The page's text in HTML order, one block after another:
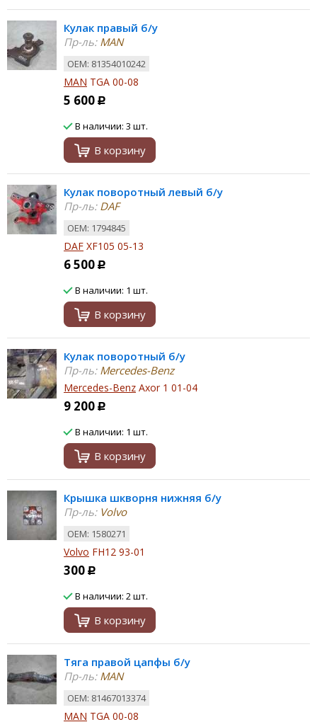
Кулак правый б/у
Пр-ль:MAN
ОЕМ: 81354010242
MAN TGA 00-08
5 600 Р
В наличии: 3 шт.
В корзину
Кулак поворотный левый б/у
Пр-ль:DAF
ОЕМ: 1794845
DAF XF105 05-13
6 500 Р
В наличии: 1 шт.
В корзину
Кулак поворотный б/у
Пр-ль:Mercedes-Benz
Mercedes-Benz Axor 1 01-04
9 200 Р
В наличии: 1 шт.
В корзину
Крышка шкворня нижняя б/у
Пр-ль:Volvo
ОЕМ: 1580271
Volvo FH12 93-01
300 Р
В наличии: 2 шт.
В корзину
Тяга правой цапфы б/у
Пр-ль:MAN
ОЕМ: 81467013374
MAN TGA 00-08